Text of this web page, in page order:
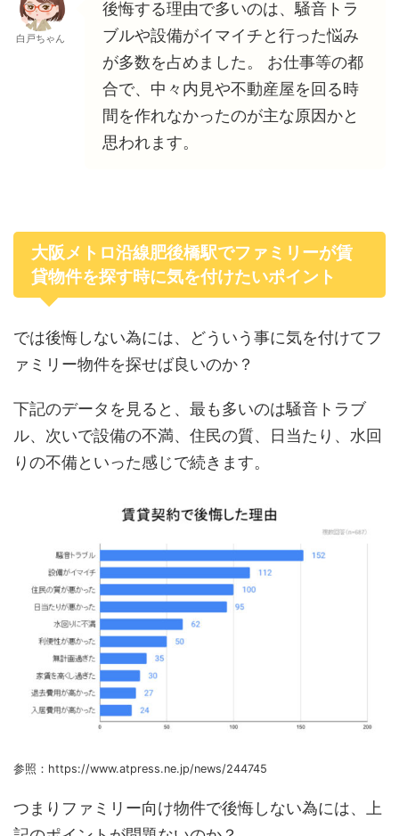
白戸ちゃん
後悔する理由で多いのは、騒音トラ
ブルや設備がイマイチと行った悩み
が多数を占めました。 お仕事等の都
合で、中々内見や不動産屋を回る時
間を作れなかったのが主な原因かと
思われます。
大阪メトロ沿線肥後橋駅でファミリーが賃
貸物件を探す時に気を付けたいポイント
では後悔しない為には、どういう事に気を付けてフ
ァミリー物件を探せば良いのか？
下記のデータを見ると、最も多いのは騒音トラブ
ル、次いで設備の不満、住民の質、日当たり、水回
りの不備といった感じで続きます。
参照：https://www.atpress.ne.jp/news/244745
つまりファミリー向け物件で後悔しない為には、上